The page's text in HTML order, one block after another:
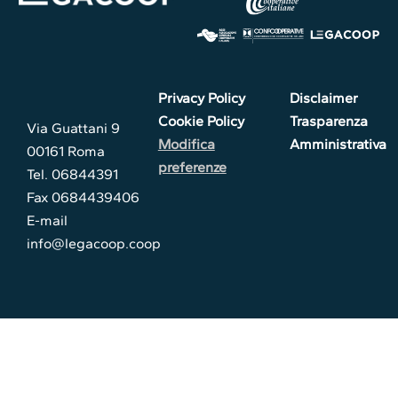
Via Guattani 9
00161 Roma
Tel. 06844391
Fax 0684439406
E-mail
info@legacoop.coop
Privacy Policy
Cookie Policy
Modifica
preferenze
Disclaimer
Trasparenza
Amministrativa